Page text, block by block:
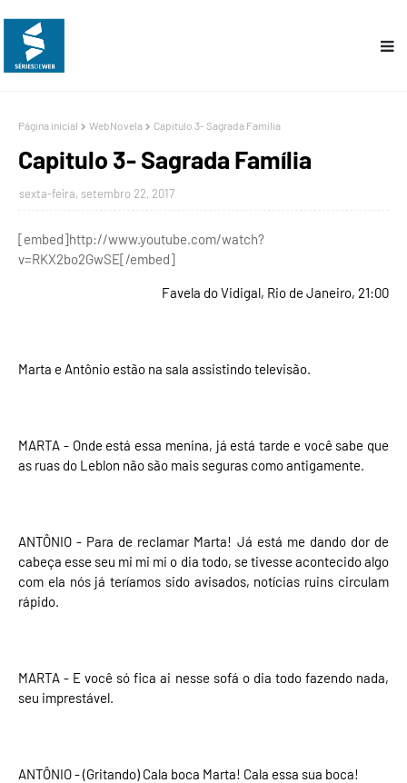
Página inicial WebNovela Capitulo 3- Sagrada Família
Capitulo 3- Sagrada Família
sexta-feira, setembro 22, 2017
[embed]http://www.youtube.com/watch?
v=RKX2bo2GwSE[/embed]
Favela do Vidigal, Rio de Janeiro, 21:00
Marta e Antônio estão na sala assistindo televisão.
MARTA - Onde está essa menina, já está tarde e você sabe que
as ruas do Leblon não são mais seguras como antigamente.
ANTÔNIO - Para de reclamar Marta! Já está me dando dor de
cabeça esse seu mi mi mi o dia todo, se tivesse acontecido algo
com ela nós já teríamos sido avisados, notícias ruins circulam
rápido.
MARTA - E você só fica ai nesse sofá o dia todo fazendo nada,
seu imprestável.
ANTÔNIO - (Gritando) Cala boca Marta! Cala essa sua boca!